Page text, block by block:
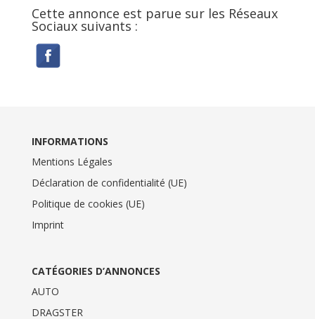
Cette annonce est parue sur les Réseaux
Sociaux suivants :
INFORMATIONS
Mentions Légales
Déclaration de confidentialité (UE)
Politique de cookies (UE)
Imprint
CATÉGORIES D’ANNONCES
AUTO
DRAGSTER